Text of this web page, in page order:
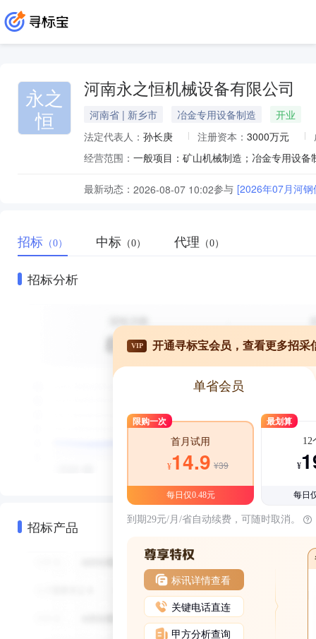
永之
恒
河南永之恒机械设备有限公司
河南省 | 新乡市 冶金专用设备制造
开业
法定代表人： 孙长庚 注册资本： 3000万元
经营范围：
最新动态： 2026-08-07 10:02参与 [2026年07月河
招标 （0） 中标 （0） 代理 （0）
招标分析
招标产品
VIP 开通寻标宝会员，查看更多招采
单省会员
限购一次
首月试用
¥14.9 ¥39
每日仅0.48元
最划算
12
¥
每日
到期29元/月/省自动续费，可随时取消。
标讯详情查看
关键电话直连
甲方分析查询